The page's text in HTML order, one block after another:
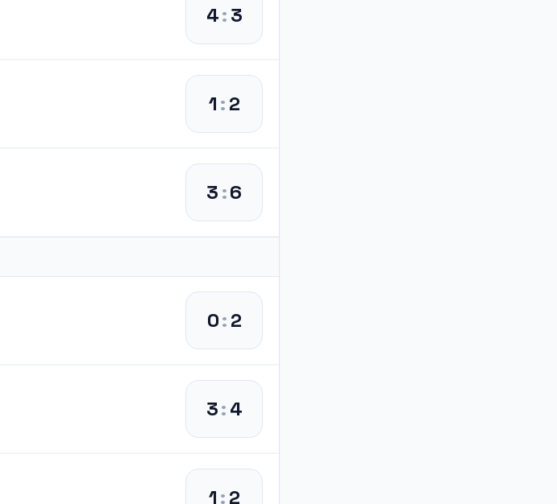
4:3
1:2
3:6
0:2
3:4
1:2